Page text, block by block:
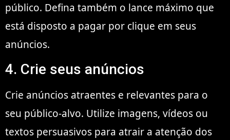
público. Defina também o lance máximo que
está disposto a pagar por clique em seus
anúncios.
4. Crie seus anúncios
Crie anúncios atraentes e relevantes para o
seu público-alvo. Utilize imagens, vídeos ou
textos persuasivos para atrair a atenção dos